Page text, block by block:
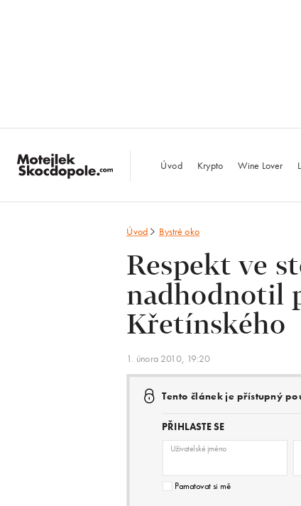
Úvod Krypto Wine Lover
Úvod Bystré oko
Respekt ve
nadhodnotil
Křetínského
1. února 2010, 19:20
Tento článek je přístupný
PŘIHLASTE SE
Uživatelské jméno
Pamatovat si mě